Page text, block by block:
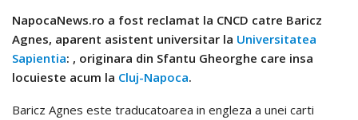
NapocaNews.ro a fost reclamat la CNCD catre Baricz
Agnes, aparent asistent universitar la Universitatea
Sapientia: , originara din Sfantu Gheorghe care insa
locuieste acum la Cluj-Napoca.
Baricz Agnes este traducatoarea in engleza a unei carti